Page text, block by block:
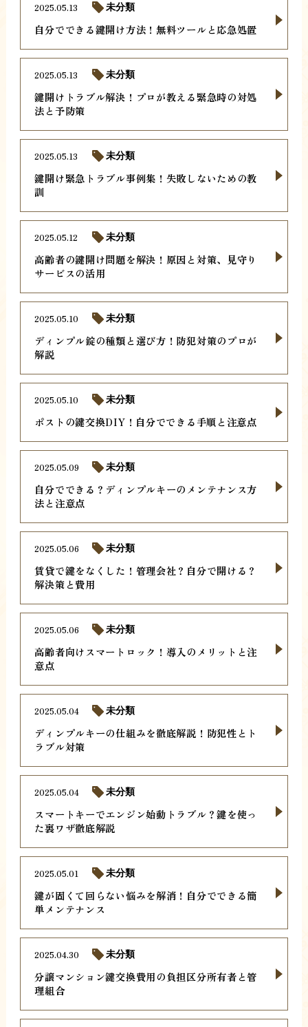
自分でできる鍵開け方法！無料ツールと応急処置
2025.05.13 未分類
鍵開けトラブル解決！プロが教える緊急時の対処
法と予防策
2025.05.13 未分類
鍵開け緊急トラブル事例集！失敗しないための教
訓
2025.05.13 未分類
高齢者の鍵開け問題を解決！原因と対策、見守り
サービスの活用
2025.05.12 未分類
ディンプル錠の種類と選び方！防犯対策のプロが
解説
2025.05.10 未分類
ポストの鍵交換DIY！自分でできる手順と注意点
2025.05.10 未分類
自分でできる？ディンプルキーのメンテナンス方
法と注意点
2025.05.09 未分類
賃貸で鍵をなくした！管理会社？自分で開ける？
解決策と費用
2025.05.06 未分類
高齢者向けスマートロック！導入のメリットと注
意点
2025.05.06 未分類
ディンプルキーの仕組みを徹底解説！防犯性とト
ラブル対策
2025.05.04 未分類
スマートキーでエンジン始動トラブル？鍵を使っ
た裏ワザ徹底解説
2025.05.04 未分類
鍵が固くて回らない悩みを解消！自分でできる簡
単メンテナンス
2025.05.01 未分類
分譲マンション鍵交換費用の負担区分所有者と管
理組合
2025.04.30 未分類